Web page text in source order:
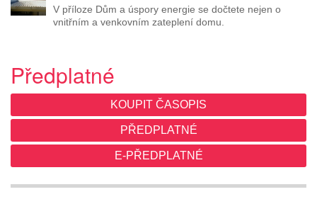
V příloze Dům a úspory energie se dočtete nejen o
vnitřním a venkovním zateplení domu.
Předplatné
KOUPIT ČASOPIS
PŘEDPLATNÉ
E-PŘEDPLATNÉ